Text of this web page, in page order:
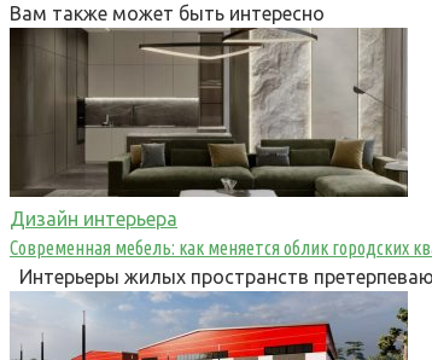
Вам также может быть интересно
Дизайн интерьера
Современная мебель: как меняется облик городских
Интерьеры жилых пространств